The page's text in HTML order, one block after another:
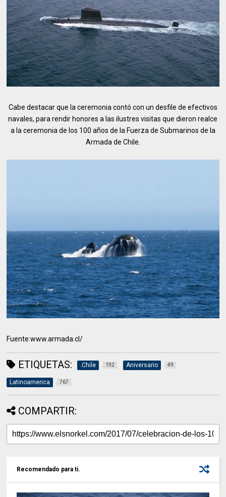
Cabe destacar que la ceremonia contó con un desfile de efectivos
navales, para rendir honores a las ilustres visitas que dieron realce
a la ceremonia de los 100 años de la Fuerza de Submarinos de la
Armada de Chile.
Fuente:www.armada.cl/
ETIQUETAS: .Chile 192 Aniversario 49
Latinoamerica 767
COMPARTIR:
Recomendado para ti.